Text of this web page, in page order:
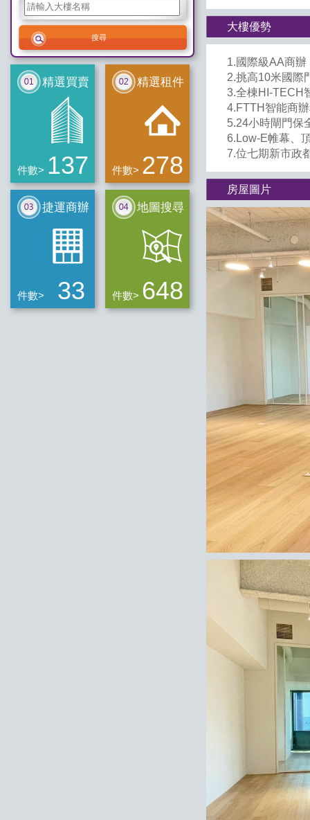
精選買賣
件數> 137
精選租件
件數> 278
捷運商辦
件數> 33
地圖搜尋
件數> 648
大樓優勢
1.國際級AA商辦
2.挑高10米國際
3.全棟HI-TECH
4.FTTH智能商
5.24小時閘門保
6.Low-E帷幕、
7.位七期新市政
房屋圖片